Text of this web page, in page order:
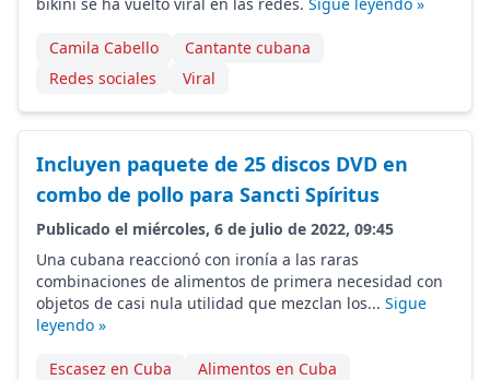
Camila Cabello
Cantante cubana
Redes sociales
Viral
Incluyen paquete de 25 discos DVD en
combo de pollo para Sancti Spíritus
Publicado el miércoles, 6 de julio de 2022, 09:45
Una cubana reaccionó con ironía a las raras
combinaciones de alimentos de primera necesidad con
objetos de casi nula utilidad que mezclan los... Sigue
leyendo »
Escasez en Cuba
Alimentos en Cuba